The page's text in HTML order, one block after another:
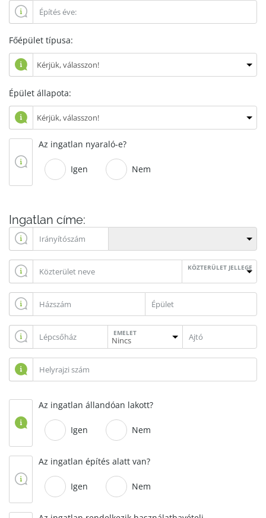
Főépület típusa:
Épület állapota:
Az ingatlan nyaraló-e?
Igen Nem
Ingatlan címe:
KÖZTERÜLET JELLEGE
EMELET
Az ingatlan állandóan lakott?
Igen Nem
Az ingatlan építés alatt van?
Igen Nem